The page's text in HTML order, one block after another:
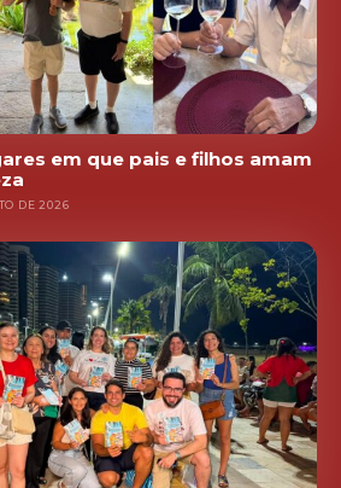
em que pais e filhos amam
DE 2026